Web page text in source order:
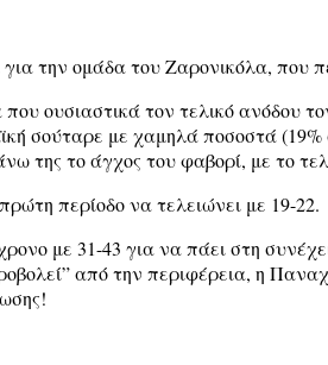
την ομάδα του Ζαρονικόλα, που
ουσιαστικά τον τελικό ανόδου
σούταρε με χαμηλά ποσοστά
το άγχος του φαβορί, με το
περίοδο να τελειώνει με 19-22.
με 31-43 για να πάει στη
από την περιφέρεια, η